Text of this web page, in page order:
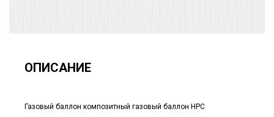
ОПИСАНИЕ
Газовый баллон композитный газовый баллон HPC